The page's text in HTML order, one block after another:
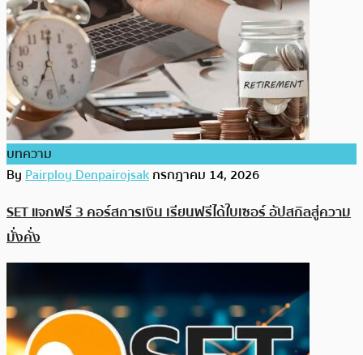
บทความ
ByPairploy Denpairojsakกรกฎาคม 14, 2026
SET แจกฟรี 3 คอร์สการเงิน เรียนฟรีได้ใบเซอร์ อัปสกิลสู่ความ
มั่งคั่ง